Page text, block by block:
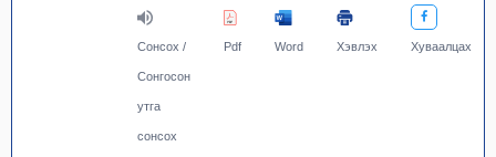
Сонсох /
Сонгосон
утга
сонсох
Pdf Word Хэвлэх Хуваалцах